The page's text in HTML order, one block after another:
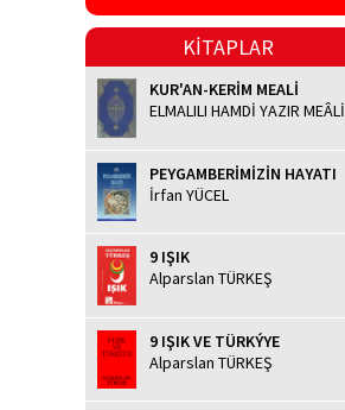
KİTAPLAR
KUR'AN-KERİM MEALİ
ELMALILI HAMDİ YAZIR MEÂLİ
PEYGAMBERİMİZİN HAYATI
İrfan YÜCEL
9 IŞIK
Alparslan TÜRKEŞ
9 IŞIK VE TÜRKÝYE
Alparslan TÜRKEŞ